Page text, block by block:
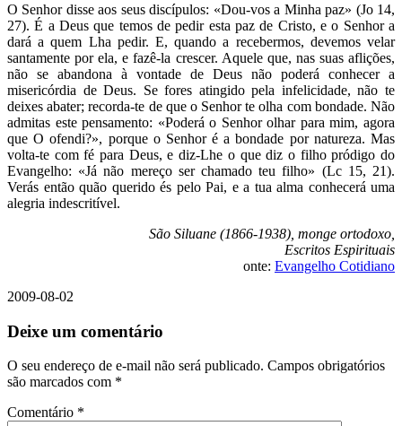
O Senhor disse aos seus discípulos: «Dou-vos a Minha paz» (Jo 14,
27). É a Deus que temos de pedir esta paz de Cristo, e o Senhor a
dará a quem Lha pedir. E, quando a recebermos, devemos velar
santamente por ela, e fazê-la crescer. Aquele que, nas suas aflições,
não se abandona à vontade de Deus não poderá conhecer a
misericórdia de Deus. Se fores atingido pela infelicidade, não te
deixes abater; recorda-te de que o Senhor te olha com bondade. Não
admitas este pensamento: «Poderá o Senhor olhar para mim, agora
que O ofendi?», porque o Senhor é a bondade por natureza. Mas
volta-te com fé para Deus, e diz-Lhe o que diz o filho pródigo do
Evangelho: «Já não mereço ser chamado teu filho» (Lc 15, 21).
Verás então quão querido és pelo Pai, e a tua alma conhecerá uma
alegria indescritível.
São Siluane (1866-1938), monge ortodoxo,
Escritos Espirituais
onte: Evangelho Cotidiano
2009-08-02
Deixe um comentário
O seu endereço de e-mail não será publicado. Campos obrigatórios
são marcados com *
Comentário *